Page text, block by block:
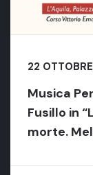
22
Musica
Fusillo in
morte.